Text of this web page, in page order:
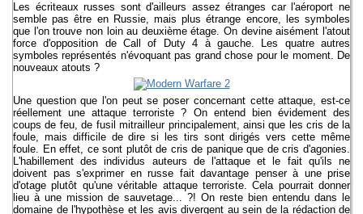
Les écriteaux russes sont d'ailleurs assez étranges car l'aéroport ne
semble pas être en Russie, mais plus étrange encore, les symboles
que l'on trouve non loin au deuxième étage. On devine aisément l'atout
force d'opposition de Call of Duty 4 à gauche. Les quatre autres
symboles représentés n'évoquant pas grand chose pour le moment. De
nouveaux atouts ?
Une question que l'on peut se poser concernant cette attaque, est-ce
réellement une attaque terroriste ? On entend bien évidement des
coups de feu, de fusil mitrailleur principalement, ainsi que les cris de la
foule, mais difficile de dire si les tirs sont dirigés vers cette même
foule. En effet, ce sont plutôt de cris de panique que de cris d'agonies.
L'habillement des individus auteurs de l'attaque et le fait qu'ils ne
doivent pas s'exprimer en russe fait davantage penser à une prise
d'otage plutôt qu'une véritable attaque terroriste. Cela pourrait donner
lieu à une mission de sauvetage... ?! On reste bien entendu dans le
domaine de l'hypothèse et les avis divergent au sein de la rédaction de